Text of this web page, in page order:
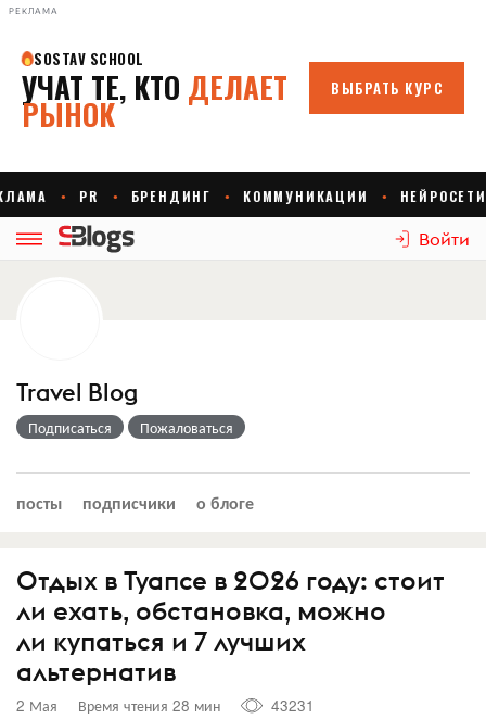
РЕКЛАМА
Войти
Travel Blog
Подписаться Пожаловаться
посты подписчики о блоге
Отдых в Туапсе в 2026 году: стоит
ли ехать, обстановка, можно
ли купаться и 7 лучших
альтернатив
2 Мая Время чтения 28 мин
43231